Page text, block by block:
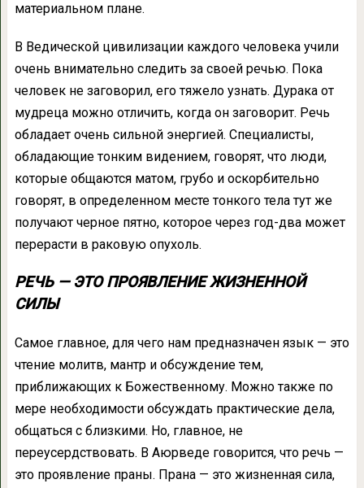
материальном плане.
В Ведической цивилизации каждого человека учили
очень внимательно следить за своей речью. Пока
человек не заговорил, его тяжело узнать. Дурака от
мудреца можно отличить, когда он заговорит. Речь
обладает очень сильной энергией. Специалисты,
обладающие тонким видением, говорят, что люди,
которые общаются матом, грубо и оскорбительно
говорят, в определенном месте тонкого тела тут же
получают черное пятно, которое через год-два может
перерасти в раковую опухоль.
РЕЧЬ — ЭТО ПРОЯВЛЕНИЕ ЖИЗНЕННОЙ
СИЛЫ
Самое главное, для чего нам предназначен язык — это
чтение молитв, мантр и обсуждение тем,
приближающих к Божественному. Можно также по
мере необходимости обсуждать практические дела,
общаться с близкими. Но, главное, не
переусердствовать. В Аюрведе говорится, что речь —
это проявление праны. Прана — это жизненная сила,